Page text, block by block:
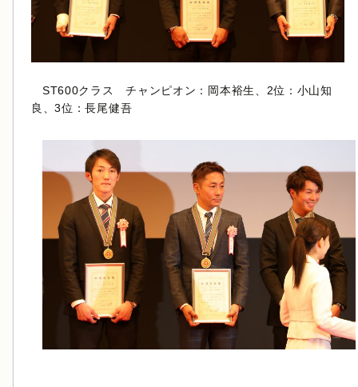
ST600クラス チャンピオン：岡本裕生、2位：小山知
良、3位：長尾健吾